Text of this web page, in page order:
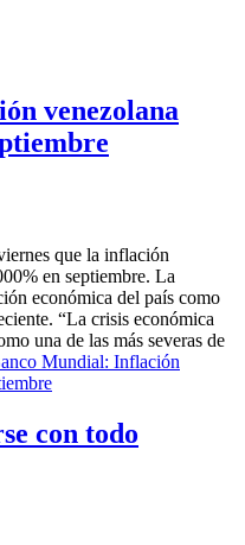
venezolana
que la inflación
en septiembre. La
económica del país como
“La crisis económica
una de las más severas de
Mundial: Inflación
con todo